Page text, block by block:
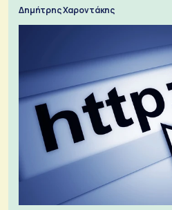
Δημήτρης Χαροντάκης